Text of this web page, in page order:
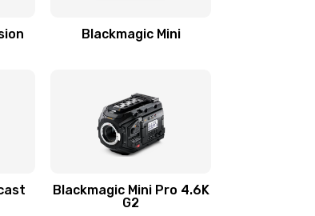
Blackmagic Mini
Blackmagic Mini Pro 4.6K
G2